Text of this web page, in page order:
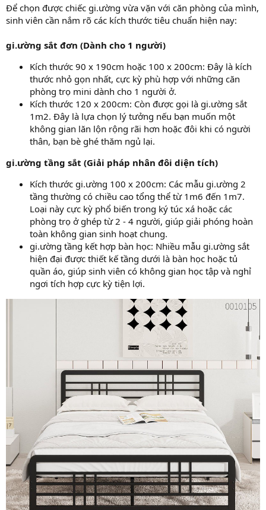
Để chọn được chiếc gi.ường vừa vặn với căn phòng của mình,
sinh viên cần nắm rõ các kích thước tiêu chuẩn hiện nay:
gi.ường sắt đơn (Dành cho 1 người)
Kích thước 90 x 190cm hoặc 100 x 200cm: Đây là kích
thước nhỏ gọn nhất, cực kỳ phù hợp với những căn
phòng trọ mini dành cho 1 người ở.
Kích thước 120 x 200cm: Còn được gọi là gi.ường sắt
1m2. Đây là lựa chọn lý tưởng nếu bạn muốn một
không gian lăn lộn rộng rãi hơn hoặc đôi khi có người
thân, bạn bè ghé thăm ngủ lại.
gi.ường tầng sắt (Giải pháp nhân đôi diện tích)
Kích thước gi.ường 100 x 200cm: Các mẫu gi.ường 2
tầng thường có chiều cao tổng thể từ 1m6 đến 1m7.
Loại này cực kỳ phổ biến trong ký túc xá hoặc các
phòng trọ ở ghép từ 2 - 4 người, giúp giải phóng hoàn
toàn không gian sinh hoạt chung.
gi.ường tầng kết hợp bàn học: Nhiều mẫu gi.ường sắt
hiện đại được thiết kế tầng dưới là bàn học hoặc tủ
quần áo, giúp sinh viên có không gian học tập và nghỉ
ngơi tích hợp cực kỳ tiện lợi.